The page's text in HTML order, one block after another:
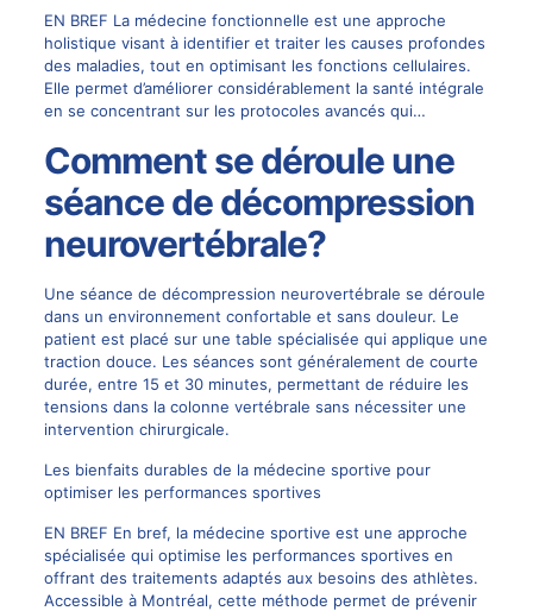
EN BREF La médecine fonctionnelle est une approche
holistique visant à identifier et traiter les causes profondes
des maladies, tout en optimisant les fonctions cellulaires.
Elle permet d’améliorer considérablement la santé intégrale
en se concentrant sur les protocoles avancés qui…
Comment se déroule une
séance de décompression
neurovertébrale?
Une séance de décompression neurovertébrale se déroule
dans un environnement confortable et sans douleur. Le
patient est placé sur une table spécialisée qui applique une
traction douce. Les séances sont généralement de courte
durée, entre 15 et 30 minutes, permettant de réduire les
tensions dans la colonne vertébrale sans nécessiter une
intervention chirurgicale.
Les bienfaits durables de la médecine sportive pour
optimiser les performances sportives
EN BREF En bref, la médecine sportive est une approche
spécialisée qui optimise les performances sportives en
offrant des traitements adaptés aux besoins des athlètes.
Accessible à Montréal, cette méthode permet de prévenir